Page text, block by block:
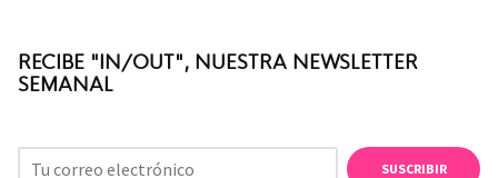
RECIBE "IN/OUT", NUESTRA NEWSLETTER
SEMANAL
SUSCRIBIR